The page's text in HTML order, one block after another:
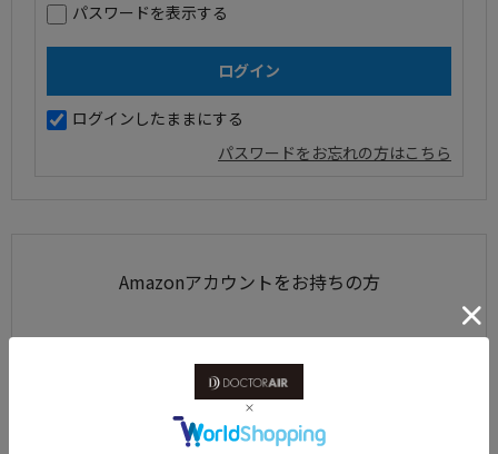
パスワードを表示する
ログインしたままにする
パスワードをお忘れの方はこちら
Amazonアカウントをお持ちの方
Amazonアカウントを利用して会員登録されたお客様は、
AmazonのID、パスワードで、ログインすることができます。